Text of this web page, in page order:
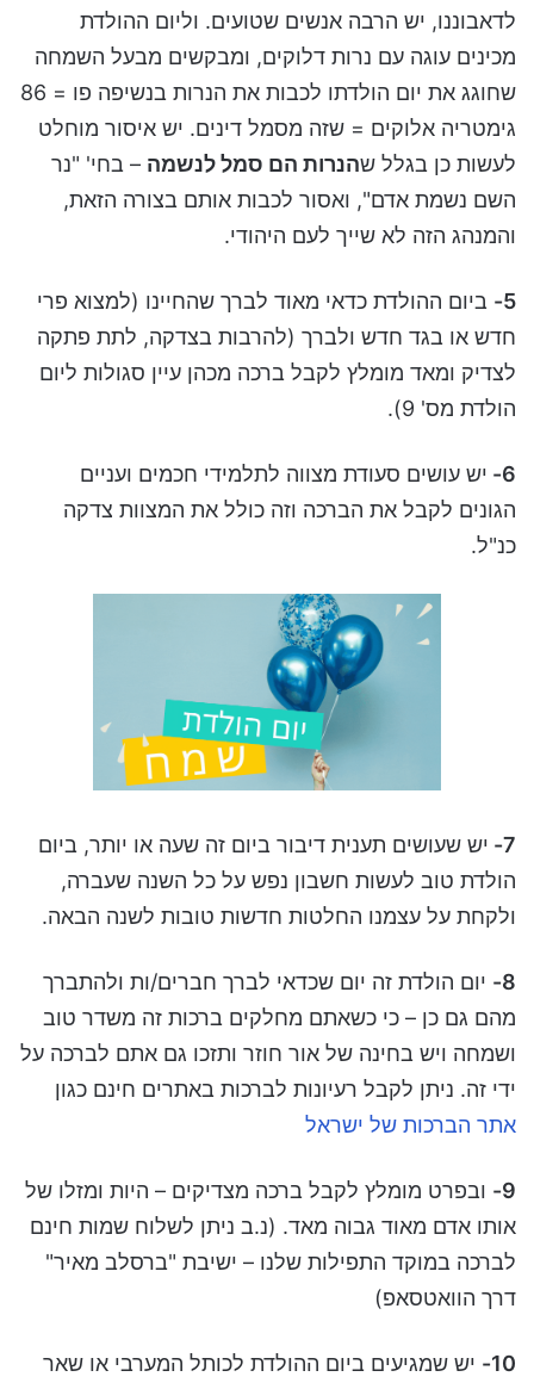
לדאבוננו, יש הרבה אנשים שטועים. וליום ההולדת
מכינים עוגה עם נרות דלוקים, ומבקשים מבעל השמחה
שחוגג את יום הולדתו לכבות את הנרות בנשיפה פו = 86
גימטריה אלוקים = שזה מסמל דינים. יש איסור מוחלט
לעשות כן בגלל שהנרות הם סמל לנשמה – בחי' "נר
השם נשמת אדם", ואסור לכבות אותם בצורה הזאת,
והמנהג הזה לא שייך לעם היהודי.
5-
ביום ההולדת כדאי מאוד לברך שהחיינו (למצוא פרי
חדש או בגד חדש ולברך (להרבות בצדקה, לתת פתקה
לצדיק ומאד מומלץ לקבל ברכה מכהן עיין סגולות ליום
הולדת מס' 9).
6-
יש עושים סעודת מצווה לתלמידי חכמים ועניים
הגונים לקבל את הברכה וזה כולל את המצוות צדקה
כנ"ל.
7-
יש שעושים תענית דיבור ביום זה שעה או יותר, ביום
הולדת טוב לעשות חשבון נפש על כל השנה שעברה,
ולקחת על עצמנו החלטות חדשות טובות לשנה הבאה.
8-
יום הולדת זה יום שכדאי לברך חברים/ות ולהתברך
מהם גם כן – כי כשאתם מחלקים ברכות זה משדר טוב
ושמחה ויש בחינה של אור חוזר ותזכו גם אתם לברכה על
ידי זה. ניתן לקבל רעיונות לברכות באתרים חינם כגון
אתר הברכות של ישראל
9-
ובפרט מומלץ לקבל ברכה מצדיקים – היות ומזלו של
אותו אדם מאוד גבוה מאד. (נ.ב ניתן לשלוח שמות חינם
לברכה במוקד התפילות שלנו – ישיבת "ברסלב מאיר"
דרך הוואטסאפ)
10-
יש שמגיעים ביום ההולדת לכותל המערבי או שאר